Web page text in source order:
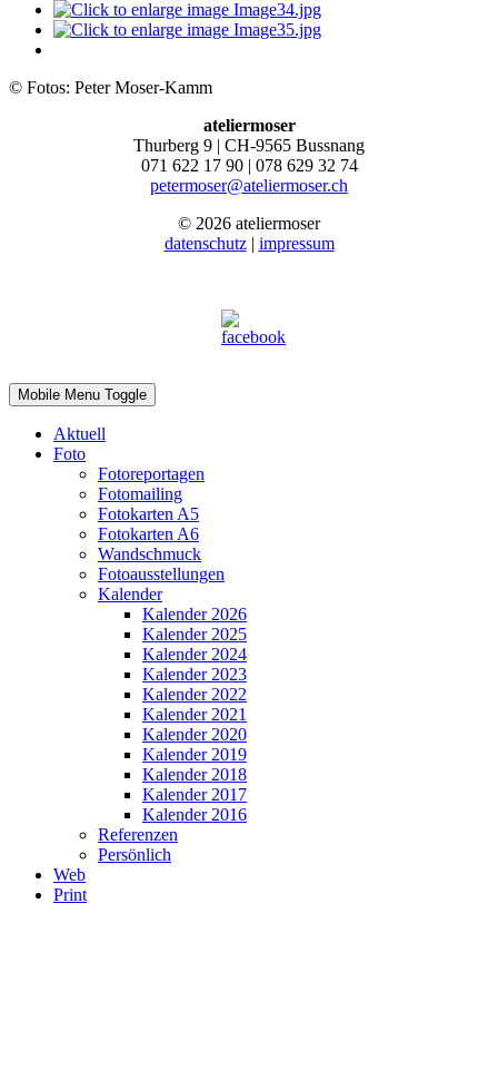
© Fotos: Peter Moser-Kamm
ateliermoser
Thurberg 9 | CH-9565 Bussnang
071 622 17 90 | 078 629 32 74
petermoser@ateliermoser.ch
© 2026 ateliermoser
datenschutz| impressum
Mobile Menu Toggle
Aktuell
Foto
Fotoreportagen
Fotomailing
Fotokarten A5
Fotokarten A6
Wandschmuck
Fotoausstellungen
Kalender
Kalender 2026
Kalender 2025
Kalender 2024
Kalender 2023
Kalender 2022
Kalender 2021
Kalender 2020
Kalender 2019
Kalender 2018
Kalender 2017
Kalender 2016
Referenzen
Persönlich
Web
Print